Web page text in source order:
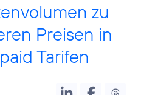
zu
Preisen in
Tarifen